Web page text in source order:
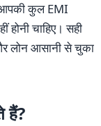
आपकी कुल EMI
चाहिए। सही
लोन आसानी से चुका
हैं?